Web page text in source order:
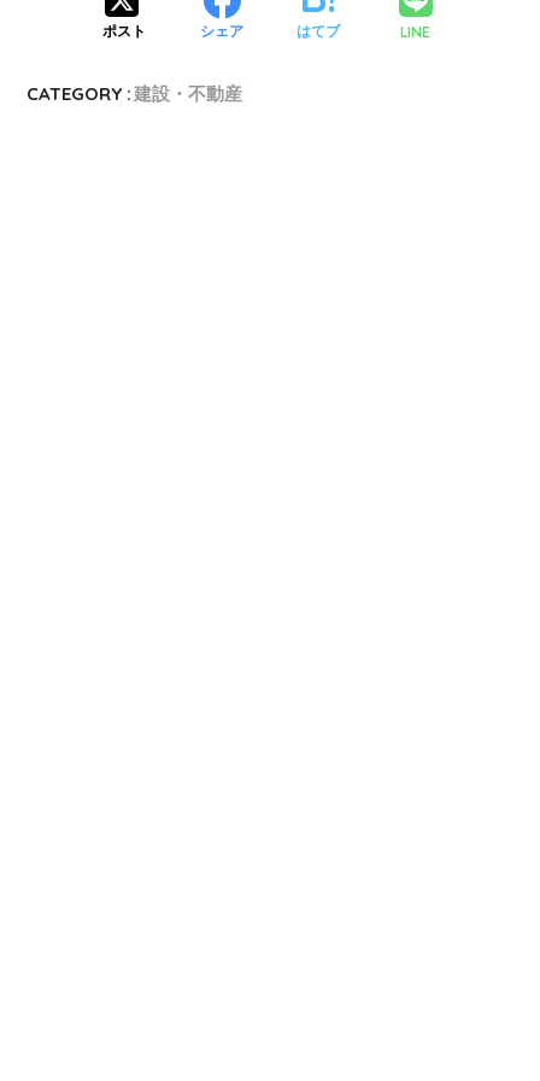
ポスト シェア はてブ LINE
CATEGORY :建設・不動産